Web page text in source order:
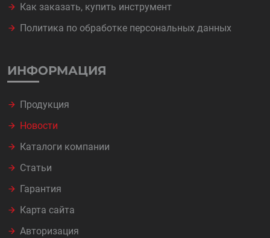
Как заказать, купить инструмент
Политика по обработке персональных данных
ИНФОРМАЦИЯ
Продукция
Новости
Каталоги компании
Статьи
Гарантия
Карта сайта
Авторизация